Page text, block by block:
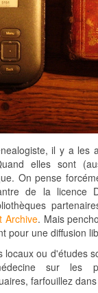
il y a les
elles sont
On pense
de la licence
Archive. Mais
pour une diffusion
locaux ou d'études
sur les
farfouillez